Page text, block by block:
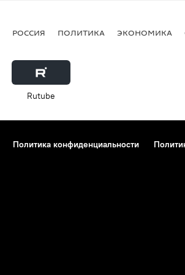
РОССИЯ ПОЛИТИКА ЭКОНОМИКА
Rutube
Политика конфиденциальности